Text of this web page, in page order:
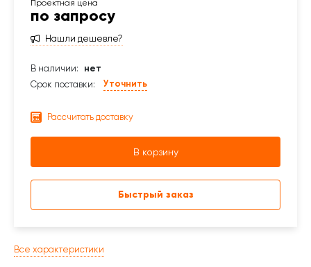
Все характеристики
по запросу
Нашли дешевле?
В наличии:
нет
Срок поставки:
Уточнить
Рассчитать доставку
В корзину
Быстрый заказ